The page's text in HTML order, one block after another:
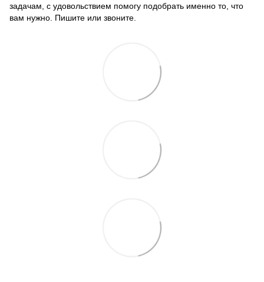
задачам, с удовольствием помогу подобрать именно то, что
вам нужно. Пишите или звоните.